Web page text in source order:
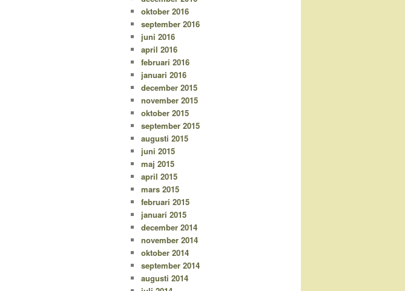
oktober 2016
september 2016
juni 2016
april 2016
februari 2016
januari 2016
december 2015
november 2015
oktober 2015
september 2015
augusti 2015
juni 2015
maj 2015
april 2015
mars 2015
februari 2015
januari 2015
december 2014
november 2014
oktober 2014
september 2014
augusti 2014